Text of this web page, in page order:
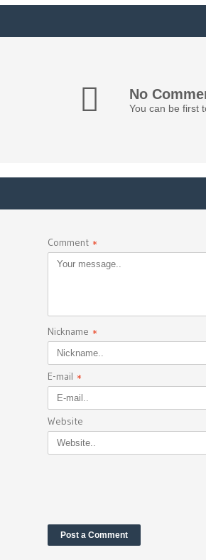
No
You can be first
Comment *
Nickname *
E-mail *
Website